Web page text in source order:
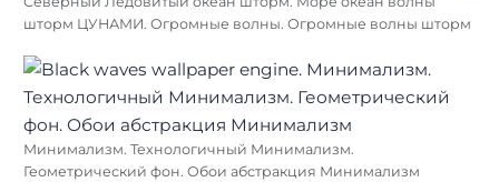
шторм ЦУНАМИ. Огромные волны. Огромные волны шторм
Минимализм. Технологичный Минимализм.
Геометрический фон. Обои абстракция Минимализм